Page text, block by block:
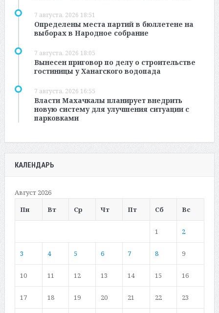
7 августа, 2026 18:51
Определены места партий в бюллетене на
выборах в Народное собрание
7 августа, 2026 18:05
Вынесен приговор по делу о строительстве
гостиницы у Ханагского водопада
7 августа, 2026 16:55
Власти Махачкалы планирует внедрить
новую систему для улучшения ситуации с
парковками
КАЛЕНДАРЬ
Август 2026
Пн
Вт Ср Чт Пт Сб Вс
1 2
3 4 5 6 7 8 9
10 11 12 13 14 15 16
17 18 19 20 21 22 23